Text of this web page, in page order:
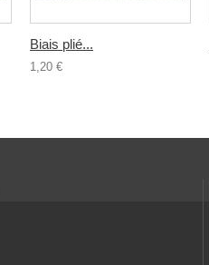
Biais plié...
1,20 €